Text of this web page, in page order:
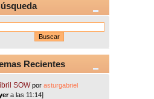
Recientes
SOW porasturgabriel
a las 11:14]